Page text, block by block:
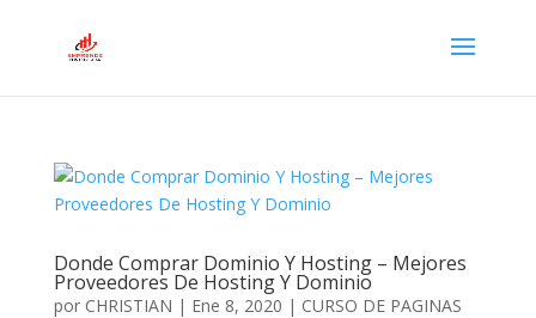
Donde Comprar Dominio Y Hosting – Mejores
Proveedores De Hosting Y Dominio
por CHRISTIAN | Ene 8, 2020 | CURSO DE PAGINAS